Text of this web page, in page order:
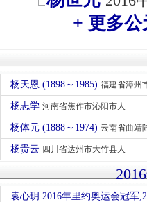
+ 更多公
杨天恩 (1898～1985) 福建省漳州
杨志学 河南省焦作市沁阳市人
杨体元 (1888～1974) 云南省曲靖
杨贵云 四川省达州市大竹县人